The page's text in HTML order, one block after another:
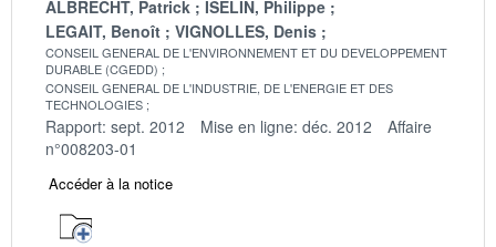
ALBRECHT, Patrick
ISELIN, Philippe
LEGAIT, Benoît
VIGNOLLES, Denis
CONSEIL GENERAL DE L'ENVIRONNEMENT ET DU DEVELOPPEMENT
DURABLE (CGEDD)
CONSEIL GENERAL DE L'INDUSTRIE, DE L'ENERGIE ET DES
TECHNOLOGIES
Rapport: sept. 2012 Mise en ligne: déc. 2012
Affaire
n°008203-01
Accéder à la notice